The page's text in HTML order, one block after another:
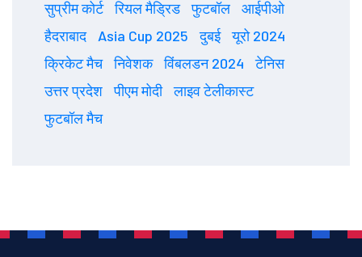
सुप्रीम कोर्ट
रियल मैड्रिड फुटबॉल
आईपीओ
हैदराबाद
Asia Cup 2025 दुबई
यूरो 2024
क्रिकेट मैच
निवेशक विंबलडन 2024
टेनिस
उत्तर प्रदेश
पीएम मोदी
लाइव टेलीकास्ट
फुटबॉल मैच